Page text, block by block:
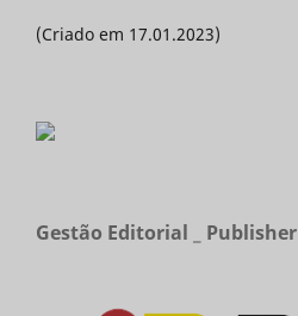
(Criado em 17.01.2023)
Gestão Editorial _ Publisher